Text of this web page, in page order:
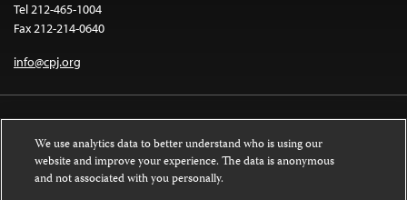
Tel 212-465-1004
Fax 212-214-0640
info@cpj.org
Except where noted, text on this website is licensed under a
We use analytics data to better understand who is using our
website and improve your experience. The data is anonymous
and not associated with you personally.